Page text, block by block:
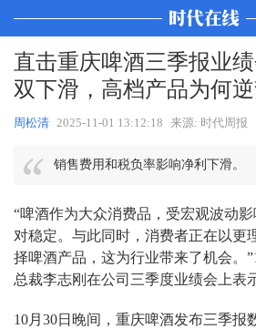
直击重庆啤酒三季报业
双下滑，高档产品为何
周松清 2025-11-01 13:12:18 来源: 时代周报
销售费用和税负率影响净利下滑。
“啤酒作为大众消费品，受宏观波动
对稳定。与此同时，消费者正在以更
择啤酒产品，这为行业带来了机会。
总裁李志刚在公司三季度业绩会上表
10月30日晚间，重庆啤酒发布三季报